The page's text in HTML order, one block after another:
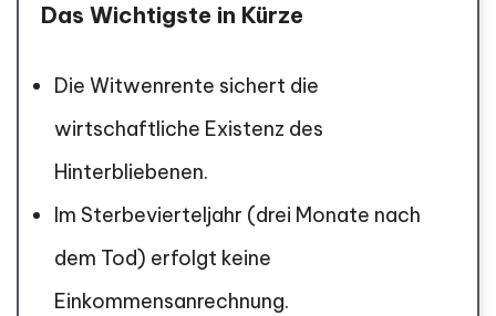
Das Wichtigste in Kürze
Die Witwenrente sichert die
wirtschaftliche Existenz des
Hinterbliebenen.
Im Sterbevierteljahr (drei Monate nach
dem Tod) erfolgt keine
Einkommensanrechnung.